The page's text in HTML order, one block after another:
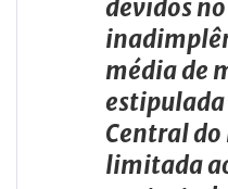
devidos
média de
estipulada
Central do
limitada